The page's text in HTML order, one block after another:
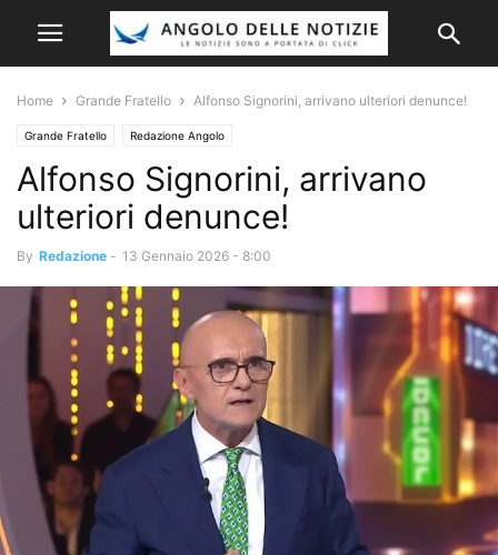
Home Grande Fratello Alfonso Signorini, arrivano ulteriori denunce!
Grande Fratello Redazione Angolo
Alfonso Signorini, arrivano
ulteriori denunce!
By Redazione - 13 Gennaio 2026 - 8:00